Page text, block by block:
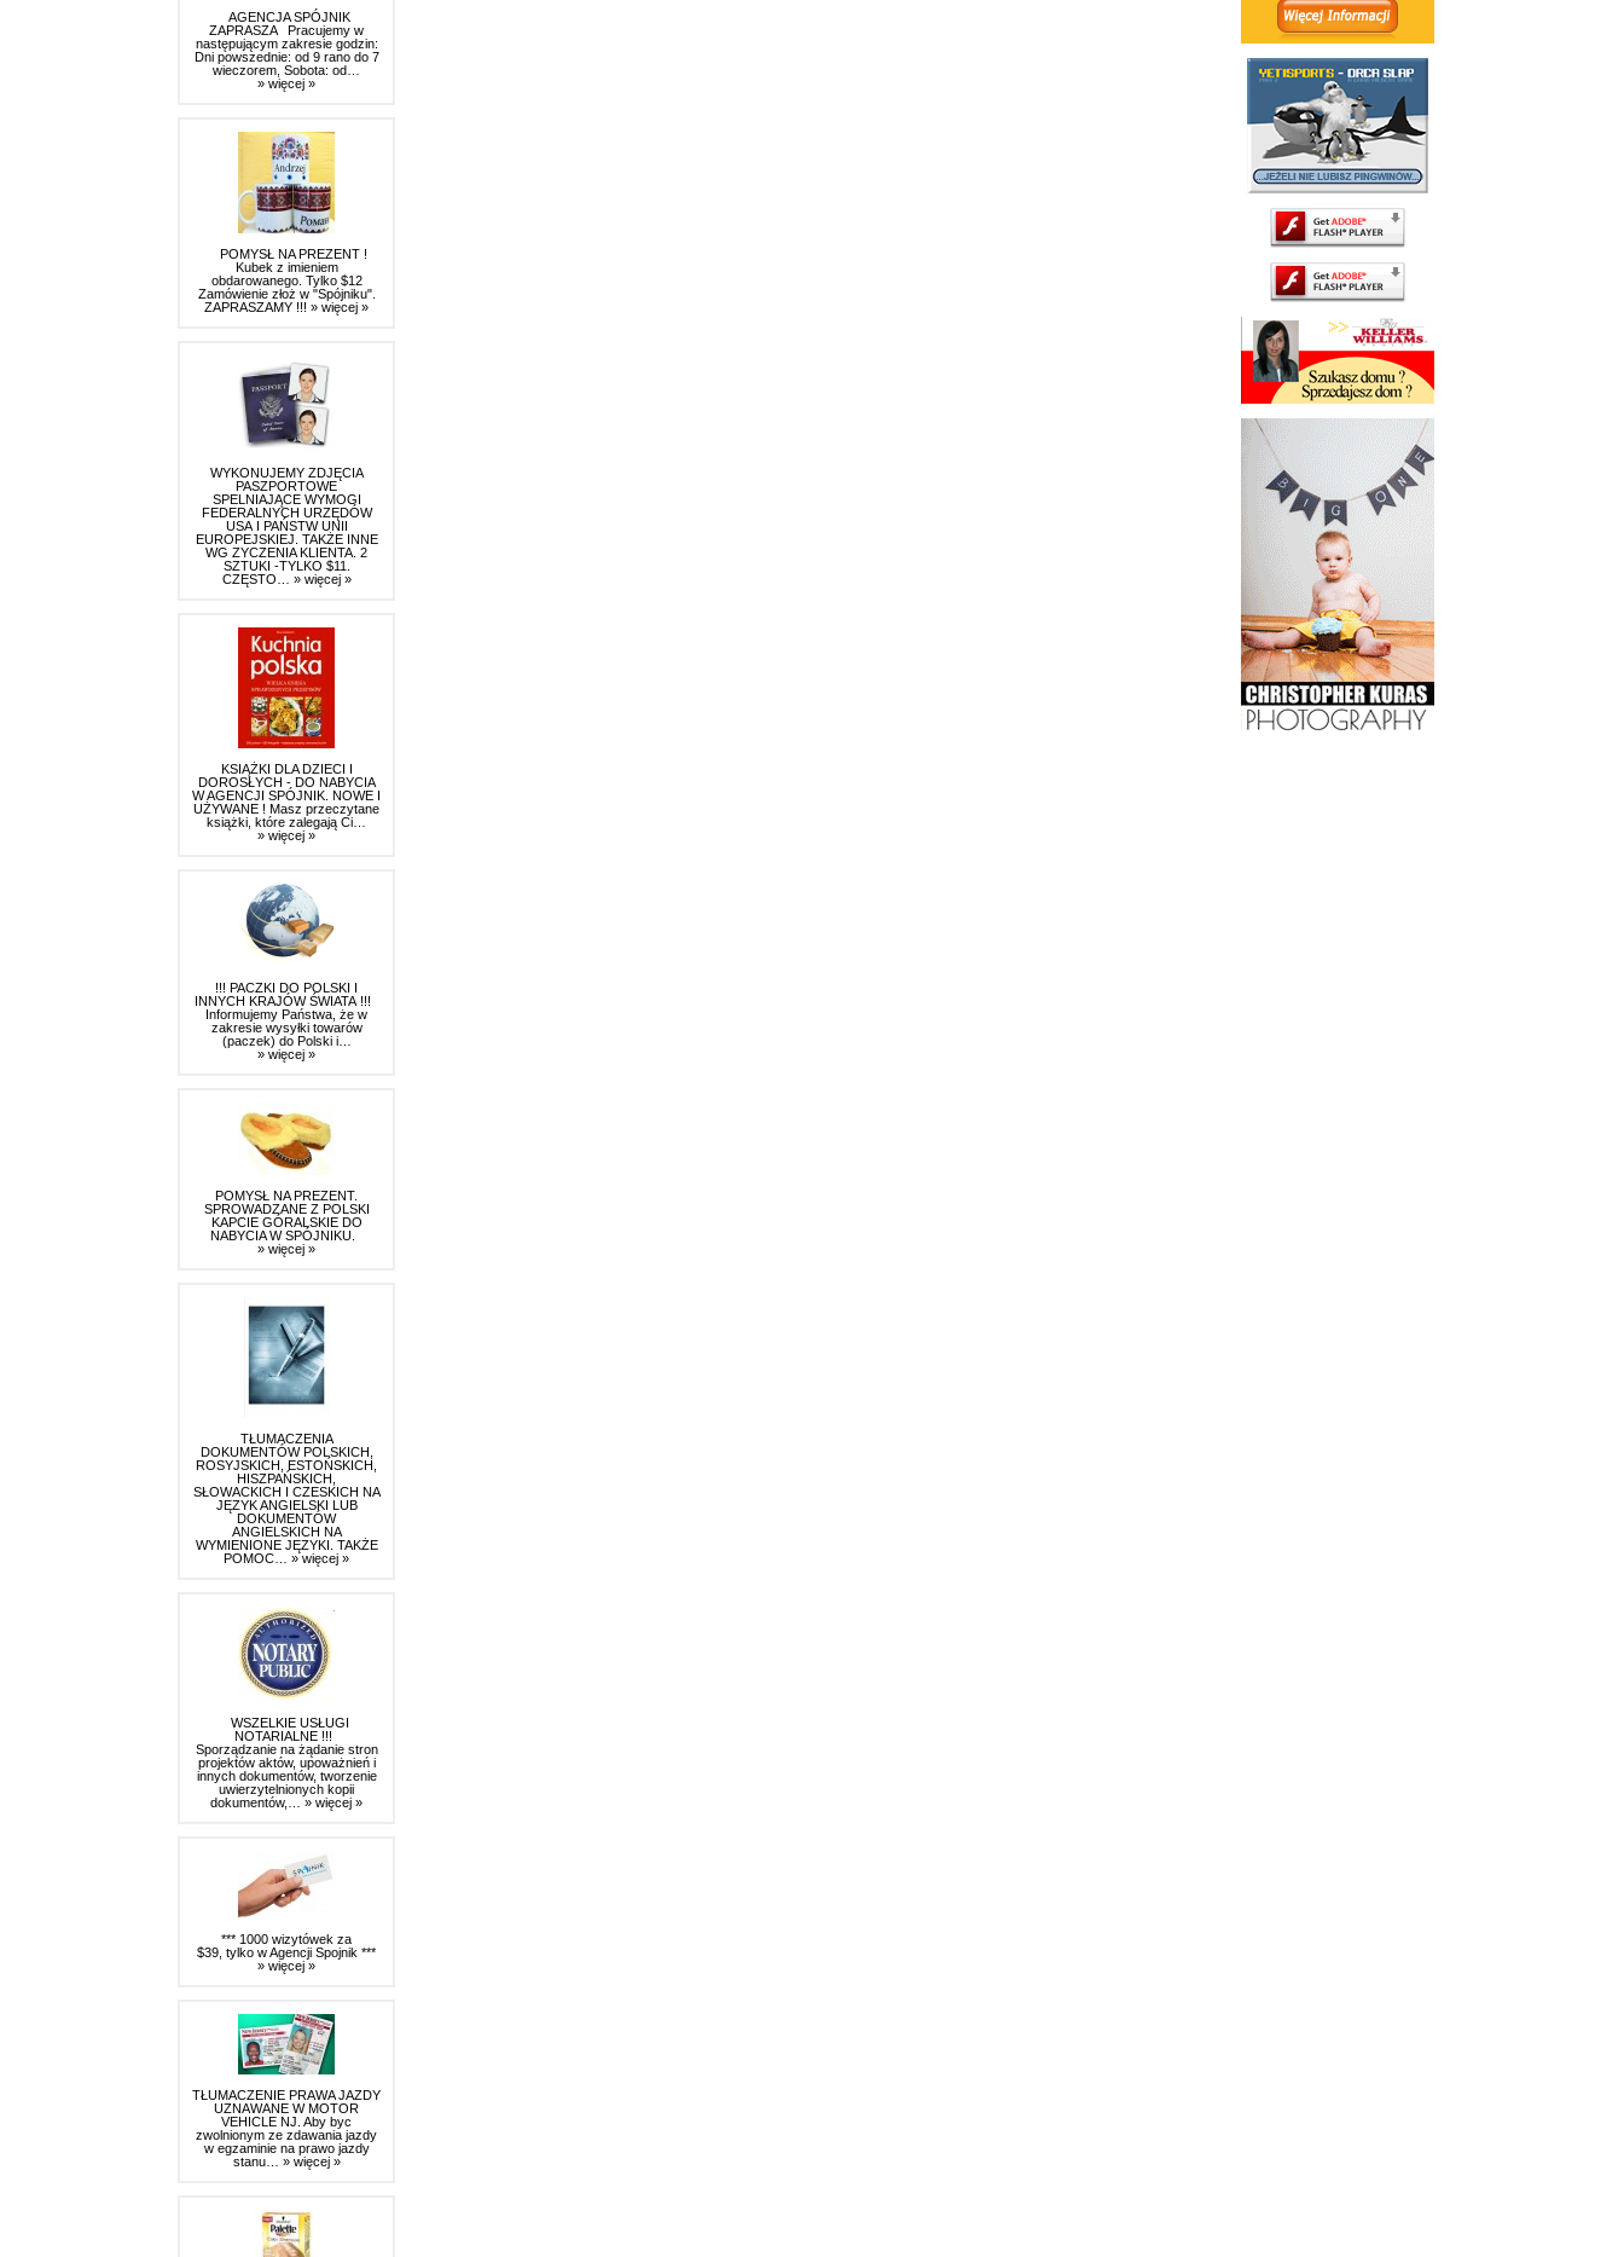
AGENCJA SPÓJNIK
ZAPRASZA Pracujemy w
następującym zakresie godzin:
Dni powszednie: od 9 rano do 7
wieczorem, Sobota: od…
» więcej »
POMYSŁ NA PREZENT !
Kubek z imieniem
obdarowanego. Tylko $12
Zamówienie złoż w "Spójniku".
ZAPRASZAMY !!! » więcej »
WYKONUJEMY ZDJĘCIA
PASZPORTOWE
SPELNIAJĄCE WYMOGI
FEDERALNYCH URZĘDÓW
USA I PAŃSTW UNII
EUROPEJSKIEJ. TAKŻE INNE
WG ZYCZENIA KLIENTA. 2
SZTUKI -TYLKO $11.
CZĘSTO… » więcej »
KSIĄŻKI DLA DZIECI I
DOROSŁYCH - DO NABYCIA
W AGENCJI SPÓJNIK. NOWE I
UŻYWANE ! Masz przeczytane
książki, które zalegają Ci…
» więcej »
!!! PACZKI DO POLSKI I
INNYCH KRAJÓW ŚWIATA !!!
Informujemy Państwa, że w
zakresie wysyłki towarów
(paczek) do Polski i…
» więcej »
POMYSŁ NA PREZENT.
SPROWADZANE Z POLSKI
KAPCIE GÓRALSKIE DO
NABYCIA W SPÓJNIKU.
» więcej »
TŁUMACZENIA
DOKUMENTÓW POLSKICH,
ROSYJSKICH, ESTOŃSKICH,
HISZPAŃSKICH,
SŁOWACKICH I CZESKICH NA
JĘZYK ANGIELSKI LUB
DOKUMENTÓW
ANGIELSKICH NA
WYMIENIONE JĘZYKI. TAKŻE
POMOC… » więcej »
WSZELKIE USŁUGI
NOTARIALNE !!!
Sporządzanie na żądanie stron
projektów aktów, upoważnień i
innych dokumentów, tworzenie
uwierzytelnionych kopii
dokumentów,… » więcej »
*** 1000 wizytówek za
$39, tylko w Agencji Spojnik ***
» więcej »
TŁUMACZENIE PRAWA JAZDY
UZNAWANE W MOTOR
VEHICLE NJ. Aby byc
zwolnionym ze zdawania jazdy
w egzaminie na prawo jazdy
stanu… » więcej »